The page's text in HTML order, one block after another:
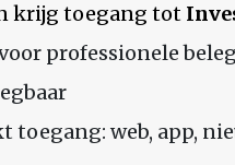
krijg toegang tot
professionele
toegang: web, app,